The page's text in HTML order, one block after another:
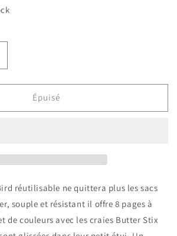
Épuisé
réutilisable ne quittera plus les sacs
souple et résistant il offre 8 pages à
de couleurs avec les craies Butter Stix